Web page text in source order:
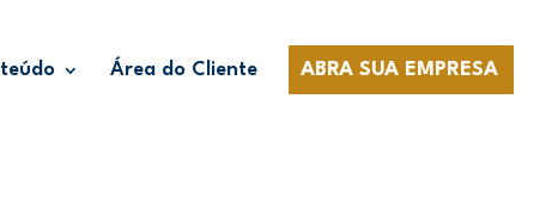
Área do Cliente ABRA SUA EMPRESA